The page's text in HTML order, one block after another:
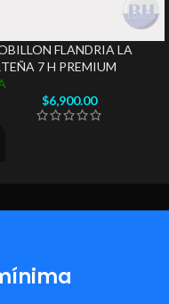
FLANDRIA LA
7 H PREMIUM
$6,900.00